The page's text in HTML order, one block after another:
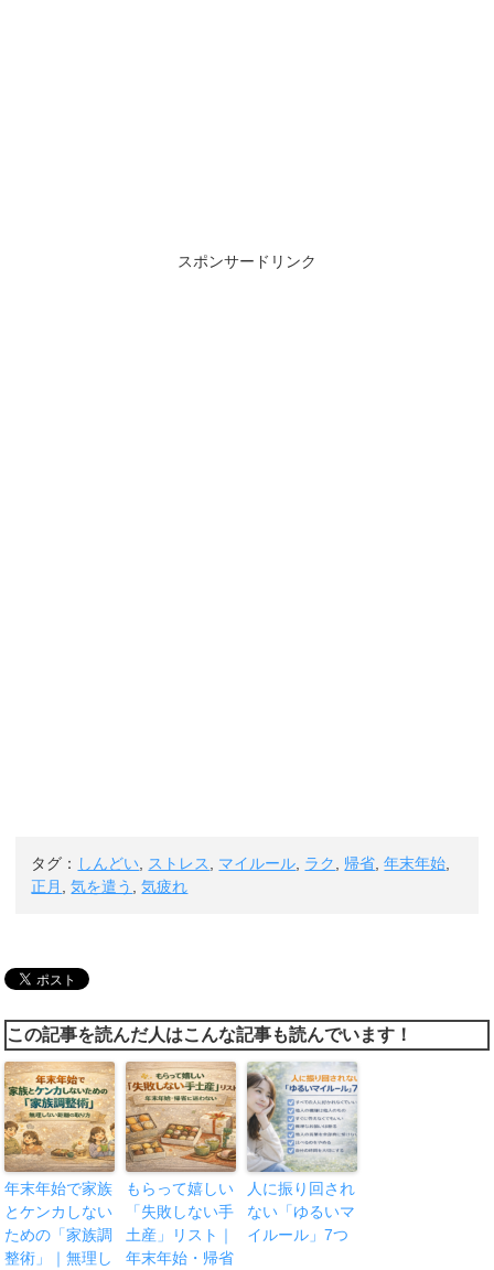
スポンサードリンク
タグ： しんどい ストレス マイルール ラク 帰省 ,年末年始
正月
,気を遣う ,気疲れ
この記事を読んだ人はこんな記事も読んでいます！
年末年始で家族
とケンカしない
ための「家族調
整術」｜無理し
もらって嬉しい
「失敗しない手
土産」リスト｜
年末年始・帰省
人に振り回され
ない「ゆるいマ
イルール」7つ